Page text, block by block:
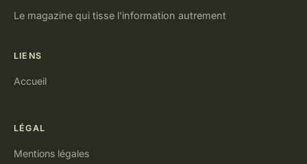
Le magazine qui tisse l'information autrement
LIENS
Accueil
LÉGAL
Mentions légales